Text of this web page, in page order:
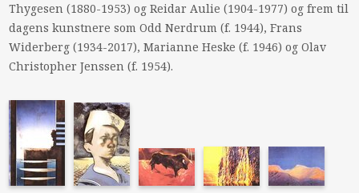
Thygesen (1880-1953) og Reidar Aulie (1904-1977) og frem til
dagens kunstnere som Odd Nerdrum (f. 1944), Frans
Widerberg (1934-2017), Marianne Heske (f. 1946) og Olav
Christopher Jenssen (f. 1954).